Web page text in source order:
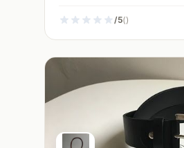
/5()